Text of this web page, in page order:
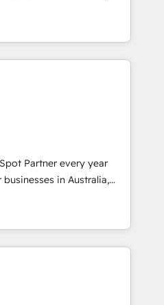
and its clientele, and
every single revenue-
We’re proud
and devout CRM
custom digital
machine that drives more
and crushes your
love to work with you
between systems
strategies Time-
Partner every year
to realise their full
HubSpot CRM
covering marketing,
to Enterprise, and have